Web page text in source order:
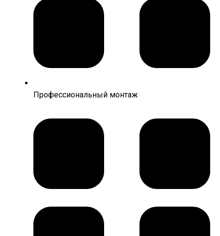
Профессиональный монтаж